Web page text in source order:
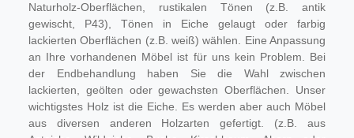
Naturholz-Oberflächen, rustikalen Tönen (z.B. antik
gewischt, P43), Tönen in Eiche gelaugt oder farbig
lackierten Oberflächen (z.B. weiß) wählen. Eine Anpassung
an Ihre vorhandenen Möbel ist für uns kein Problem. Bei
der Endbehandlung haben Sie die Wahl zwischen
lackierten, geölten oder gewachsten Oberflächen. Unser
wichtigstes Holz ist die Eiche. Es werden aber auch Möbel
aus diversen anderen Holzarten gefertigt. (z.B. aus